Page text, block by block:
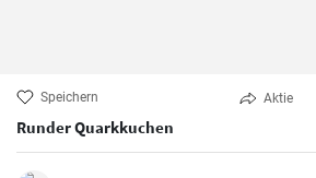
Speichern Aktie
Runder Quarkkuchen